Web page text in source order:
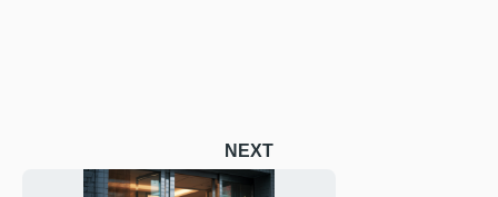
NEXT